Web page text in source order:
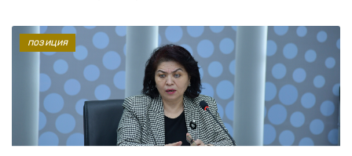
случаев насилия в отношении женщин на
самом деле может быть гораздо больше. Мы
не можем этого отрицать. Потому что, как бы
узбекской женщине не было трудно, она не
хочет раскрывать это перед знакомыми и
соседями, не говоря уже о распространении
посредством социальных сетей.
позиция